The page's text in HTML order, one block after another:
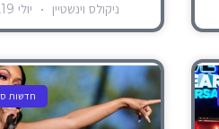
ניקולס וינשטיין יולי 19, 2024
חדשות